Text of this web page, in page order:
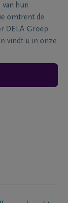
hun
omtrent de
DELA Groep
vindt u in onze